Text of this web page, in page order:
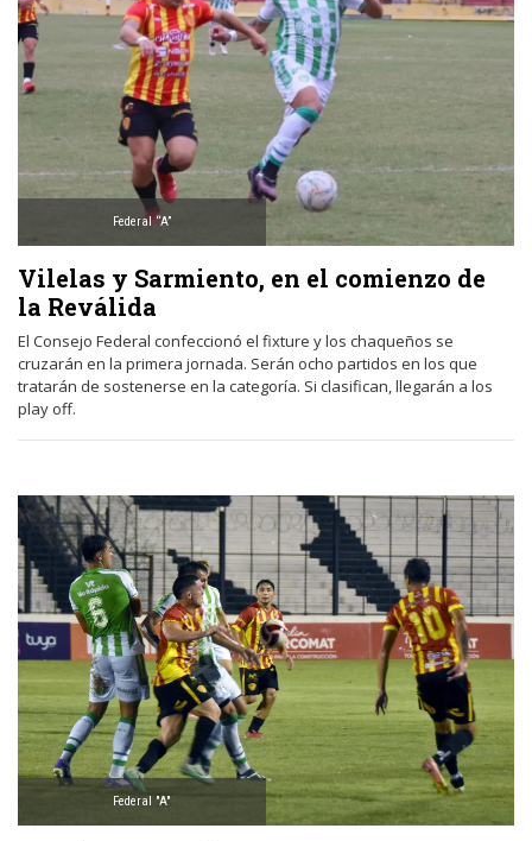
Federal “A”
Vilelas y Sarmiento, en el comienzo de
la Reválida
El Consejo Federal confeccionó el fixture y los chaqueños se
cruzarán en la primera jornada. Serán ocho partidos en los que
tratarán de sostenerse en la categoría. Si clasifican, llegarán a los
play off.
Federal "A"